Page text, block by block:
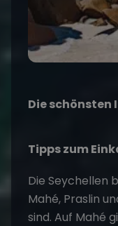
Die schönsten
Tipps zum
Die Seychellen
Mahé, Praslin
sind. Auf Mahé